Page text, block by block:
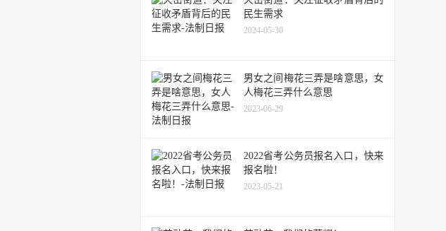
民生需求
2024-05-30
男女之间梅花三弄是啥意思，女
人梅花三弄什么意思
2023-06-29
2022省考公务员报名入口，快来
报名啦！
2023-05-21